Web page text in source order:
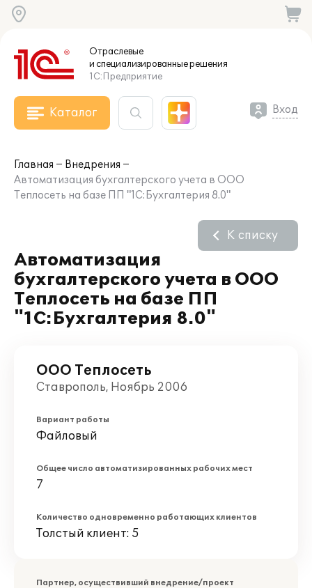
Отраслевые
и специализированныерешения
1С:Предприятие
Каталог Вход
Главная
Внедрения
Автоматизация бухгалтерского учета в ООО
Теплосеть на базе ПП "1С:Бухгалтерия 8.0"
Автоматизация
бухгалтерского учета в ООО
Теплосеть на базе ПП
"1С:Бухгалтерия 8.0"
К списку
ООО Теплосеть
Ставрополь, Ноябрь 2006
Вариант работы
Файловый
Общее число автоматизированных рабочих мест
7
Количество одновременно работающих клиентов
Толстый клиент: 5
Партнер, осуществивший внедрение/проект